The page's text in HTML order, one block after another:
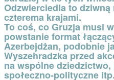
Odzwierciedla to
czterema krajami.
To coś, co Gruzja musi
powstanie format
Azerbejdżan, podobnie
Wyszehradzka przed
na wspólne
społeczno-polityczne